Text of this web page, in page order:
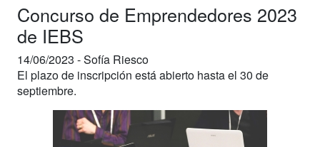
Concurso de Emprendedores 2023
de IEBS
14/06/2023 -Sofía Riesco
El plazo de inscripción está abierto hasta el 30 de
septiembre.